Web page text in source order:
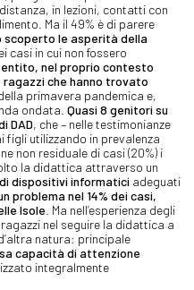
in lezioni, contatti con
Ma il 49% è di parere
scoperto le asperità della
casi in cui non fossero
nel proprio contesto
che hanno trovato
primavera pandemica e,
ondata. Quasi 8 genitori su
DAD, che – nelle testimonianze
utilizzando in prevalenza
non residuale di casi (20%) i
la didattica attraverso un
dispositivi informatici adeguati
problema nel 14% dei casi,
Isole . Ma nell’esperienza degli
nel seguire la didattica a
natura: principale
capacità di attenzione
integralmente